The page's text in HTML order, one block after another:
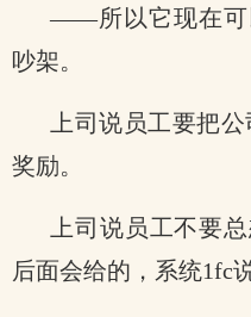
——所以它现在可
吵架。
上司说员工要把
奖励。
上司说员工不要
后面会给的，系统1fc